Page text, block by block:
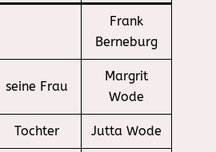
Frank
Berneburg
seine Frau
Margrit
Wode
Tochter Jutta Wode